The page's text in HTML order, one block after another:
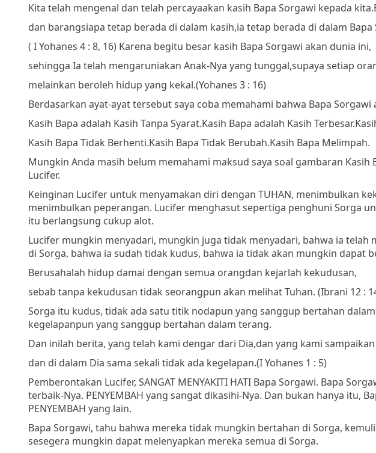
Kita telah mengenal dan telah percayaakan kasih Bapa Sorgawi kepada kita.
dan barangsiapa tetap berada di dalam kasih,ia tetap berada di dalam Bapa
( I Yohanes 4 : 8, 16) Karena begitu besar kasih Bapa Sorgawi akan dunia ini,
sehingga Ia telah mengaruniakan Anak-Nya yang tunggal,supaya setiap
melainkan beroleh hidup yang kekal.(Yohanes 3 : 16)
Berdasarkan ayat-ayat tersebut saya coba memahami bahwa Bapa Sorgawi
Kasih Bapa adalah Kasih Tanpa Syarat.Kasih Bapa adalah Kasih Terbesar.
Kasih Bapa Tidak Berhenti.Kasih Bapa Tidak Berubah.Kasih Bapa Melimpah.
Mungkin Anda masih belum memahami maksud saya soal gambaran
Lucifer.
Keinginan Lucifer untuk menyamakan diri dengan TUHAN, menimbulkan
menimbulkan peperangan. Lucifer menghasut sepertiga penghuni Sorga
itu berlangsung cukup alot.
Lucifer mungkin menyadari, mungkin juga tidak menyadari, bahwa ia telah
di Sorga, bahwa ia sudah tidak kudus, bahwa ia tidak akan mungkin dapat
Berusahalah hidup damai dengan semua orangdan kejarlah kekudusan,
sebab tanpa kekudusan tidak seorangpun akan melihat Tuhan. (Ibrani 12 :
Sorga itu kudus, tidak ada satu titik nodapun yang sanggup bertahan
kegelapanpun yang sanggup bertahan dalam terang.
Dan inilah berita, yang telah kami dengar dari Dia,dan yang kami
dan di dalam Dia sama sekali tidak ada kegelapan.(I Yohanes 1 : 5)
Pemberontakan Lucifer, SANGAT MENYAKITI HATI Bapa Sorgawi. Bapa
terbaik-Nya. PENYEMBAH yang sangat dikasihi-Nya. Dan bukan hanya itu,
PENYEMBAH yang lain.
Bapa Sorgawi, tahu bahwa mereka tidak mungkin bertahan di Sorga,
sesegera mungkin dapat melenyapkan mereka semua di Sorga.